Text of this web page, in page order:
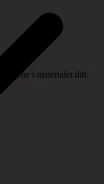
i materialet ditt.